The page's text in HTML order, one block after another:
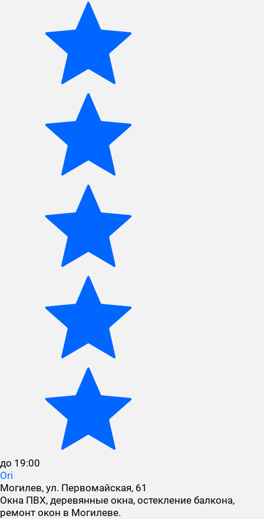
до 19:00
Ori
Могилев, ул. Первомайская, 61
Окна ПВХ, деревянные окна, остекление балкона,
ремонт окон в Могилеве.